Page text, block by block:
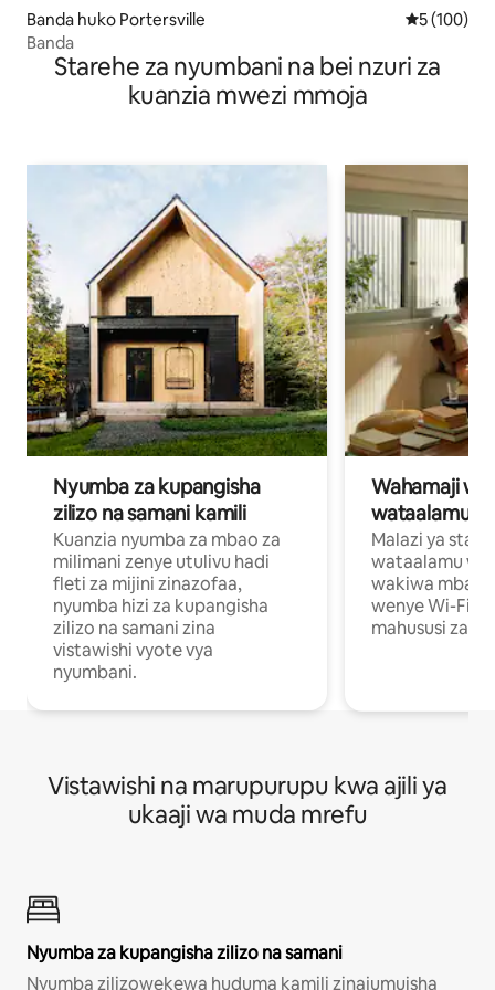
Banda huko Portersville Ukadiriaji
5 (100)
Banda
Starehe za nyumbani na bei nzuri za
kuanzia mwezi mmoja
Nyumba za kupangisha
zilizo na samani kamili
Kuanzia nyumba za mbao za
milimani zenye utulivu hadi
fleti za mijini zinazofaa,
nyumba hizi za kupangisha
zilizo na samani zina
vistawishi vyote vya
nyumbani.
Wahamaji
wataalamu
Malazi ya
wataalamu
wakiwa mbali
wenye Wi-Fi
mahususi za
Vistawishi na marupurupu kwa ajili ya
ukaaji wa muda mrefu
Nyumba za kupangisha zilizo na samani
Nyumba zilizowekewa huduma kamili zinajumuisha